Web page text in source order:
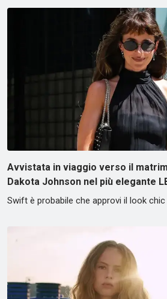
Avvistata in viaggio verso il
Dakota Johnson nel più elegante
Swift è probabile che approvi il look